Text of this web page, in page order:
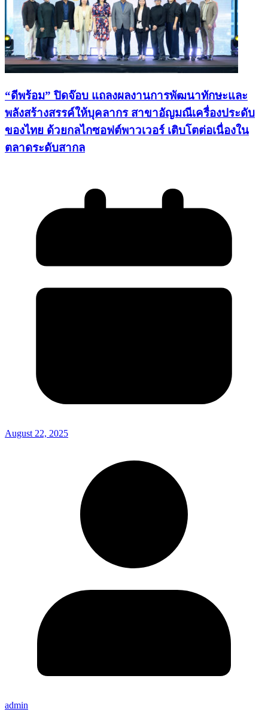
“ดีพร้อม” ปิดจ๊อบ แถลงผลงานการพัฒนาทักษะและ
พลังสร้างสรรค์ให้บุคลากร สาขาอัญมณีเครื่องประดับ
ของไทย ด้วยกลไกซอฟต์พาวเวอร์ เติบโตต่อเนื่องใน
ตลาดระดับสากล
August 22, 2025
admin